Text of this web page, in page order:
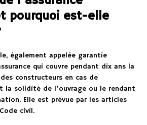
pourquoi est-elle
également appelée garantie
qui couvre pendant dix ans la
constructeurs en cas de
la solidité de l’ouvrage ou le rendant
Elle est prévue par les articles
civil.